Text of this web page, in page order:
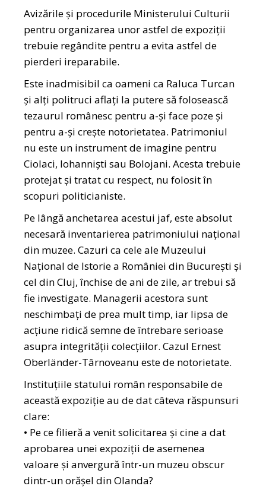
Avizările și procedurile Ministerului Culturii
pentru organizarea unor astfel de expoziții
trebuie regândite pentru a evita astfel de
pierderi ireparabile.
Este inadmisibil ca oameni ca Raluca Turcan
și alți politruci aflați la putere să folosească
tezaurul românesc pentru a-și face poze și
pentru a-și crește notorietatea. Patrimoniul
nu este un instrument de imagine pentru
Ciolaci, Iohanniști sau Bolojani. Acesta trebuie
protejat și tratat cu respect, nu folosit în
scopuri politicianiste.
Pe lângă anchetarea acestui jaf, este absolut
necesară inventarierea patrimoniului național
din muzee. Cazuri ca cele ale Muzeului
Național de Istorie a României din București și
cel din Cluj, închise de ani de zile, ar trebui să
fie investigate. Managerii acestora sunt
neschimbați de prea mult timp, iar lipsa de
acțiune ridică semne de întrebare serioase
asupra integrității colecțiilor. Cazul Ernest
Oberländer-Târnoveanueste de notorietate.
Instituțiile statului român responsabile de
această expoziție au de dat câteva răspunsuri
clare:
• Pe ce filieră a venit solicitarea și cine a dat
aprobarea unei expoziții de asemenea
valoare și anvergură într-un muzeu obscur
dintr-un orășel din Olanda?